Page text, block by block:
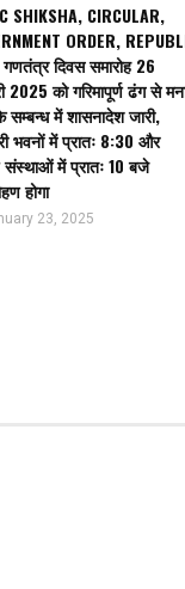
SHIKSHA, CIRCULAR,
ORDER,
गणतंत्र दिवस समारोह 26
2025 को गरिमापूर्ण ढंग से
में शासनादेश जारी,
भवनों में प्रातः 8:30 और
संस्थाओं में प्रातः 10 बजे
होगा
23, 2025